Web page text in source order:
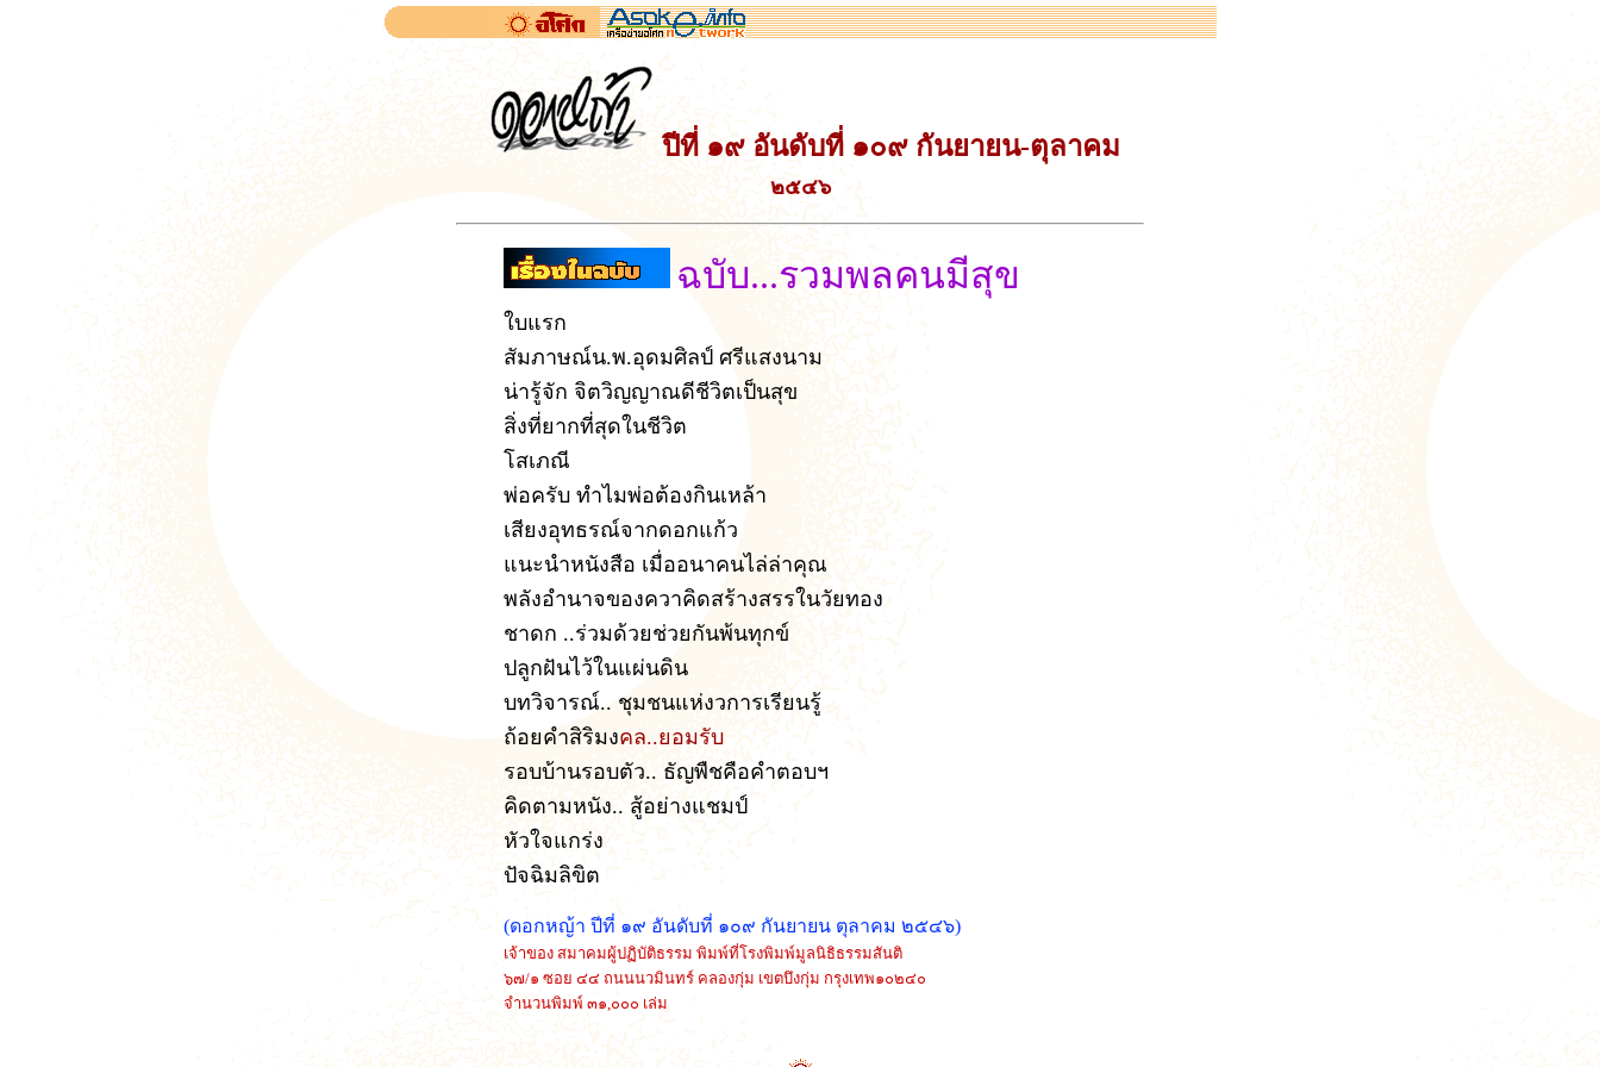
ปีที่ ๑๙ อันดับที่ ๑๐๙ กันยายน-ตุลาคม
๒๕๔๖
ฉบับ...รวมพลคนมีสุข
ใบแรก
สัมภาษณ์น.พ.อุดมศิลป์ ศรีแสงนาม
น่ารู้จัก จิตวิญญาณดีชีวิตเป็นสุข
สิ่งที่ยากที่สุดในชีวิต
โสเภณี
พ่อครับ ทำไมพ่อต้องกินเหล้า
เสียงอุทธรณ์จากดอกแก้ว
แนะนำหนังสือ เมื่ออนาคนไล่ล่าคุณ
พลังอำนาจของควาคิดสร้างสรรในวัยทอง
ชาดก ..ร่วมด้วยช่วยกันพ้นทุกข์
ปลูกฝันไว้ในแผ่นดิน
บทวิจารณ์.. ชุมชนแห่งวการเรียนรู้
ถ้อยคำสิริมงคล..ยอมรับ
รอบบ้านรอบตัว.. ธัญพืชคือคำตอบฯ
คิดตามหนัง.. สู้อย่างแชมป์
หัวใจแกร่ง
ปัจฉิมลิขิต
(ดอกหญ้า ปีที่ ๑๙ อันดับที่ ๑๐๙ กันยายน ตุลาคม ๒๕๔๖)
เจ้าของ สมาคมผู้ปฏิบัติธรรม พิมพ์ที่โรงพิมพ์มูลนิธิธรรมสันติ
๖๗/๑ ซอย ๔๔ ถนนนวมินทร์ คลองกุ่ม เขตบึงกุ่ม กรุงเทพ๑๐๒๔๐
จำนวนพิมพ์ ๓๑,๐๐๐ เล่ม